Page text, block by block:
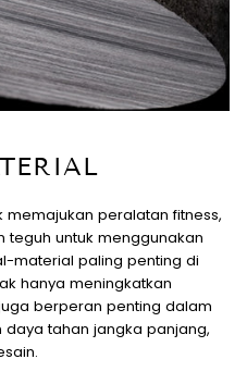
peralatan fitness,
teguh untuk menggunakan
material paling penting di
hanya meningkatkan
berperan penting dalam
tahan jangka panjang,